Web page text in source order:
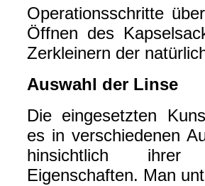
Operationsschritte
Öffnen des
Zerkleinern der
Auswahl der Linse
Die eingesetzten
es in verschiedenen
hinsichtlich ihrer
Eigenschaften. Man